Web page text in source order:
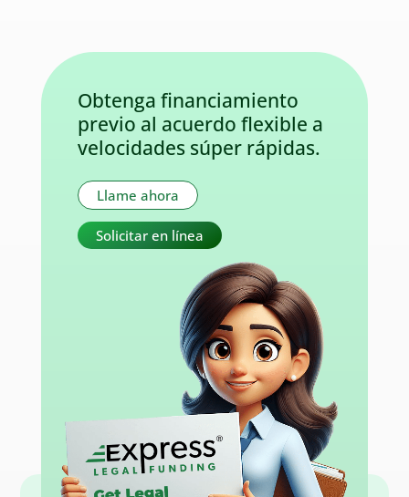
Obtenga financiamiento
previo al acuerdo flexible a
velocidades súper rápidas.
Llame ahora
Solicitar en línea